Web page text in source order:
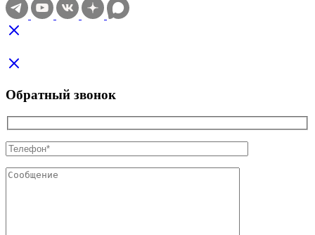
Обратный звонок